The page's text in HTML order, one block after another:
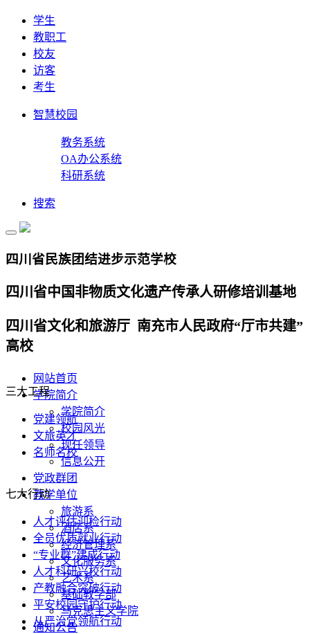
学生
教职工
校友
访客
考生
智慧校园
教务系统
OA办公系统
科研系统
搜索
四川省民族团结进步示范学校
四川省中国非物质文化遗产传承人研修培训基地
四川省文化和旅游厅 南充市人民政府“厅市共建”
高校
网站首页
学院简介
学院简介
校园风光
现任领导
信息公开
党政群团
教学单位
旅游系
酒店系
经济管理系
文化服务系
艺术系
基础教学部
马克思主义学院
通知公告
三大工程
党建领航
文旅英才
名师名校
七大行动
人才评估迎检行动
全员优质就业行动
“专业群”建成行动
人才科研兴校行动
产教融合突破行动
平安校园守护行动
从严治党领航行动